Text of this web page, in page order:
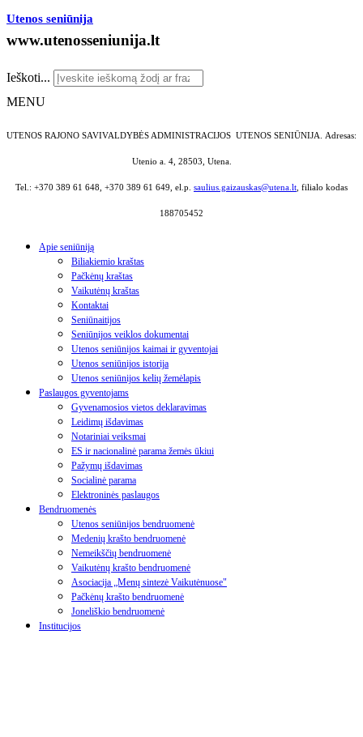
Utenos seniūnija
www.utenosseniunija.lt
Ieškoti...
MENU
UTENOS RAJONO SAVIVALDYBĖS ADMINISTRACIJOS UTENOS SENIŪNIJA. Adresas:
Utenio a. 4, 28503, Utena.
Tel.: +370 389 61 648, +370 389 61 649, el.p. saulius.gaizauskas@utena.lt, filialo kodas
188705452
Apie seniūniją
Biliakiemio kraštas
Pačkėnų kraštas
Vaikutėnų kraštas
Kontaktai
Seniūnaitijos
Seniūnijos veiklos dokumentai
Utenos seniūnijos kaimai ir gyventojai
Utenos seniūnijos istorija
Utenos seniūnijos kelių žemėlapis
Paslaugos gyventojams
Gyvenamosios vietos deklaravimas
Leidimų išdavimas
Notariniai veiksmai
ES ir nacionalinė parama žemės ūkiui
Pažymų išdavimas
Socialinė parama
Elektroninės paslaugos
Bendruomenės
Utenos seniūnijos bendruomenė
Medenių krašto bendruomenė
Nemeikščių bendruomenė
Vaikutėnų krašto bendruomenė
Asociacija „Menų sintezė Vaikutėnuose"
Pačkėnų krašto bendruomenė
Joneliškio bendruomenė
Institucijos